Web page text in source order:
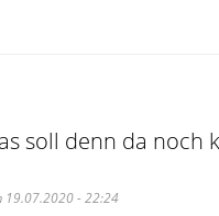
soll denn da noch
- 22:24